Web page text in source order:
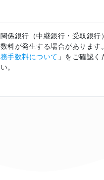
関係銀行（中継銀行・受取銀行
数料が発生する場合があります
務手数料について」をご確認く
い。